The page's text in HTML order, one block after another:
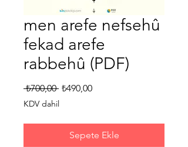
men arefe nefsehû
fekad arefe
rabbehû (PDF)
₺700,00 Normal
Fiyat
₺490,00İndirimli
KDV dahil
Sepete Ekle